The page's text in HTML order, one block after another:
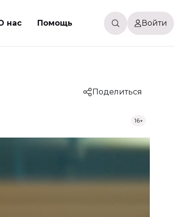
нас Помощь Войти
Поделиться
16+